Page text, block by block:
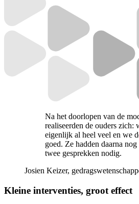
Na het doorlopen van de
realiseerden de ouders zich:
eigenlijk al heel veel en we
goed. Ze hadden daarna
twee gesprekken nodig.
Josien Keizer,
Kleine interventies, groot effect